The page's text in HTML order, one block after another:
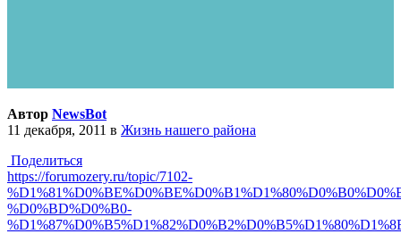
Автор NewsBot
11 декабря, 2011 в Жизнь нашего района
Поделиться
https://forumozery.ru/topic/7102-
%D0%BD%D0%B0-